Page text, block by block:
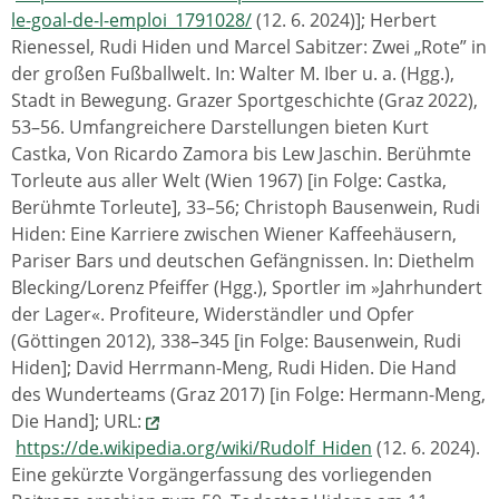
le-goal-de-l-emploi_1791028/(12. 6. 2024)]; Herbert
Rienessel, Rudi Hiden und Marcel Sabitzer: Zwei „Rote” in
der großen Fußballwelt. In: Walter M. Iber u. a. (Hgg.),
Stadt in Bewegung. Grazer Sportgeschichte (Graz 2022),
53–56. Umfangreichere Darstellungen bieten Kurt
Castka, Von Ricardo Zamora bis Lew Jaschin. Berühmte
Torleute aus aller Welt (Wien 1967) [in Folge: Castka,
Berühmte Torleute], 33–56; Christoph Bausenwein, Rudi
Hiden: Eine Karriere zwischen Wiener Kaffeehäusern,
Pariser Bars und deutschen Gefängnissen. In: Diethelm
Blecking/Lorenz Pfeiffer (Hgg.), Sportler im »Jahrhundert
der Lager«. Profiteure, Widerständler und Opfer
(Göttingen 2012), 338–345 [in Folge: Bausenwein, Rudi
Hiden]; David Herrmann-Meng, Rudi Hiden. Die Hand
des Wunderteams (Graz 2017) [in Folge: Hermann-Meng,
Die Hand]; URL:
https://de.wikipedia.org/wiki/Rudolf_Hiden (12. 6. 2024).
Eine gekürzte Vorgängerfassung des vorliegenden